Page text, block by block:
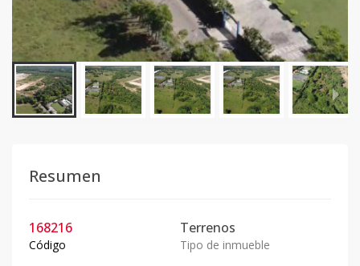
Resumen
168216
Código
Terrenos
Tipo de inmueble